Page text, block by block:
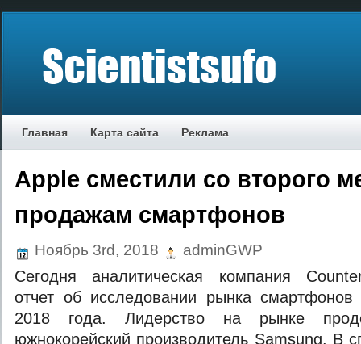
Главная Карта сайта Реклама
Apple сместили со второго
продажам смартфонов
Ноябрь 3rd, 2018 adminGWP
Сегодня аналитическая компания
отчет об исследовании рынка смартфонов
2018 года. Лидерство на рынке
южнокорейский производитель Samsung. В